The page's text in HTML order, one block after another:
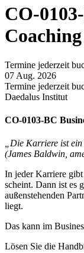
CO-
Coaching
Termine jederzeit
07 Aug. 2026
Termine jederzeit
Daedalus Institut
CO-0103-BC
„Die Karriere ist ein
(James Baldwin,
In jeder Karriere
scheint. Dann ist es
außenstehenden
liegt.
Das kann im
Lösen Sie die